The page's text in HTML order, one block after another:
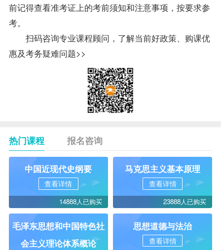
前记得查看准考证上的考前须知和注意事项，按要求参
考。
扫码咨询专业课程顾问，了解当前好政策、购课优
惠及考务疑难问题>>
热门课程 报名咨询
中国近现代史纲要
查看详情
14888人已购买
马克思主义基本原理
查看详情
23888人已购买
毛泽东思想和中国特色社
会主义理论体系概论
思想道德与法治
查看详情